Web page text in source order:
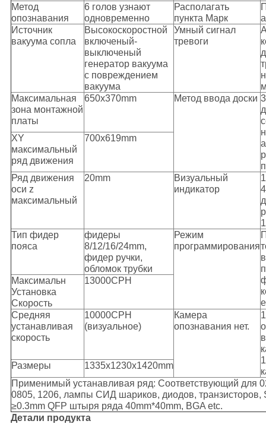
Метод
опознавания
6 голов узнают
одновременно
Располагать
пункта Марк
Источник
вакуума сопла
Высокоскоростной
включеный-
выключеный
генератор вакуума
с повреждением
вакуума
Умный сигнал
тревоги
Максимальная
зона монтажной
платы
650x370mm Метод ввода доски
XY
максимальный
ряд движения
700x619mm
Ряд движения
оси z
максимальный
20mm
Визуальный
индикатор
Тип фидер
пояса
фидеры
8/12/16/24mm,
фидер ручки,
обломок трубки
Режим
программирования
Максимальн
Установка
Скорость
13000CPH
Средняя
устанавливая
скорость
10000CPH
(визуальное)
Камера
опознавания нет.
Размеры
1335x1230x1420mm
Применимый устанавливая ряд: Соответствующий для
0805, 1206, лампы СИД шариков, диодов, транзисторов,
≥0.3mm QFP штыря ряда 40mm*40mm, BGA etc.
Детали продукта